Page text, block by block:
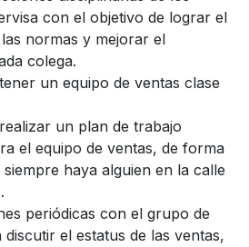
con el objetivo de lograr el
normas y mejorar el
colega.
un equipo de ventas clase
un plan de trabajo
el equipo de ventas, de forma
haya alguien en la calle
periódicas con el grupo de
el estatus de las ventas,